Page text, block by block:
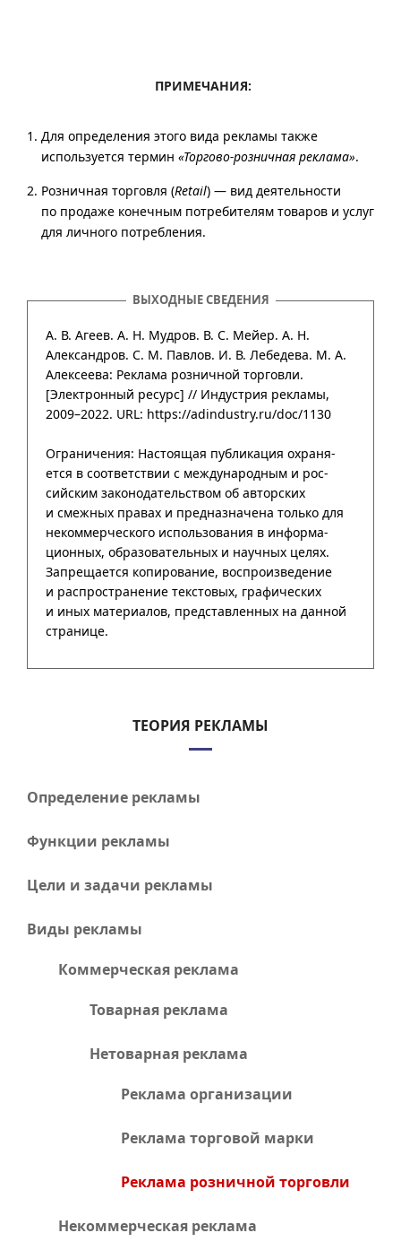
ПРИМЕЧАНИЯ:
Для определения этого вида рекламы также
используется термин «Торгово-розничная реклама».
Розничная торговля (Retail) — вид деятельности
по продаже конечным потребителям товаров и услуг
для личного потребления.
ВЫХОДНЫЕ СВЕДЕНИЯ
А. В. Агеев. А. Н. Мудров. В. С. Мейер. А. Н.
Александров. С. М. Павлов. И. В. Лебедева. М. А.
Алексеева: Реклама розничной торговли.
[Электронный ресурс] // Индустрия рекламы,
2009–2022. URL: https://adindustry.ru/doc/1130
ТЕОРИЯ РЕКЛАМЫ
Определение рекламы
Функции рекламы
Цели и задачи рекламы
Виды рекламы
Коммерческая реклама
Товарная реклама
Нетоварная реклама
Реклама организации
Реклама торговой марки
Реклама розничной торговли
Некоммерческая реклама